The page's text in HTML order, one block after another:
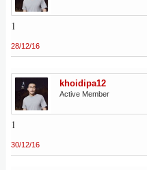
1
28/12/16
khoidipa12
Active Member
1
30/12/16